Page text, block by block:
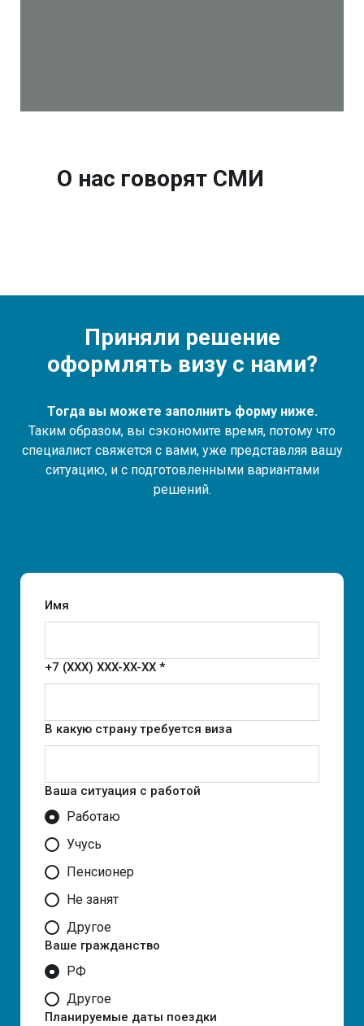
О нас говорят СМИ
Приняли решение
оформлять визу с нами?
Тогда вы можете заполнить форму ниже.
Таким образом, вы сэкономите время, потому что
специалист свяжется с вами, уже представляя вашу
ситуацию, и с подготовленными вариантами
решений.
Имя
+7 (XXX) XXX-XX-XX *
В какую страну требуется виза
Ваша ситуация с работой
Работаю
Учусь
Пенсионер
Не занят
Другое
Ваше гражданство
РФ
Другое
Планируемые даты поездки